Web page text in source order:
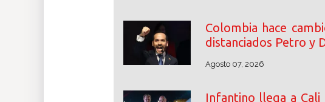
Colombia hace
distanciados Petro y
Agosto 07, 2026
Infantino llega a